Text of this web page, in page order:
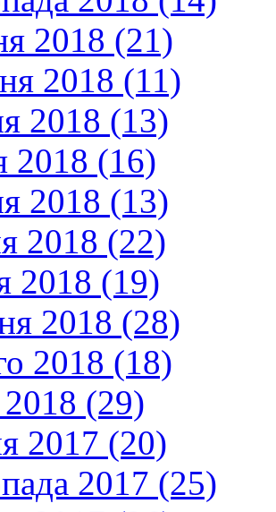
2018 (21)
2018 (11)
2018 (13)
2018 (16)
2018 (13)
2018 (22)
2018 (19)
2018 (28)
2018 (18)
2018 (29)
2017 (20)
2017 (25)